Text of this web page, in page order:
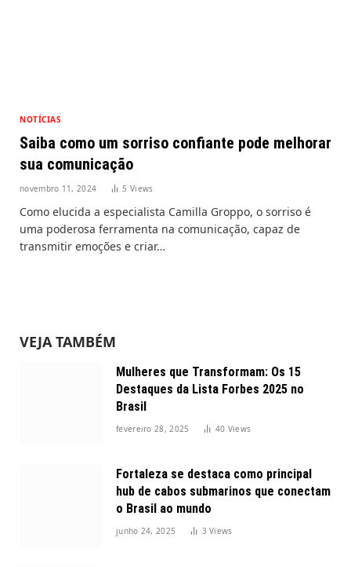
NOTÍCIAS
Saiba como um sorriso confiante pode melhorar
sua comunicação
novembro 11, 2024 5Views
Como elucida a especialista Camilla Groppo, o sorriso é
uma poderosa ferramenta na comunicação, capaz de
transmitir emoções e criar…
VEJA TAMBÉM
Mulheres que Transformam: Os 15
Destaques da Lista Forbes 2025 no
Brasil
fevereiro 28, 2025 40 Views
Fortaleza se destaca como principal
hub de cabos submarinos que conectam
o Brasil ao mundo
junho 24, 2025 3Views